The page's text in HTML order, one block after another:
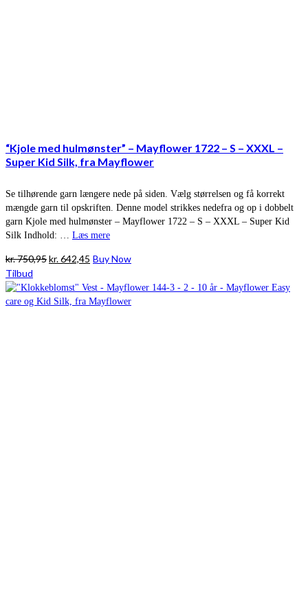
“Kjole med hulmønster” – Mayflower 1722 – S – XXXL –
Super Kid Silk, fra Mayflower
Se tilhørende garn længere nede på siden. Vælg størrelsen og få korrekt
mængde garn til opskriften. Denne model strikkes nedefra og op i dobbelt
garn Kjole med hulmønster – Mayflower 1722 – S – XXXL – Super Kid
Silk Indhold: … Læs mere
kr.750,95Den
pris
var:
kr.642,45 Den
pris
er:
Buy Now
Tilbud